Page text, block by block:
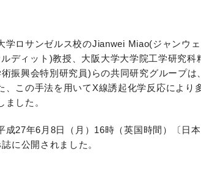
学ロサンゼルス校のJianwei Miao(ジャンウ
ディット)教授、大阪大学大学院工学研究
振興会特別研究員)らの共同研究グループ
、この手法を用いてX線誘起化学反応によ
ました。
成27年6月8日（月）16時（英国時間）〔日
に公開されました。